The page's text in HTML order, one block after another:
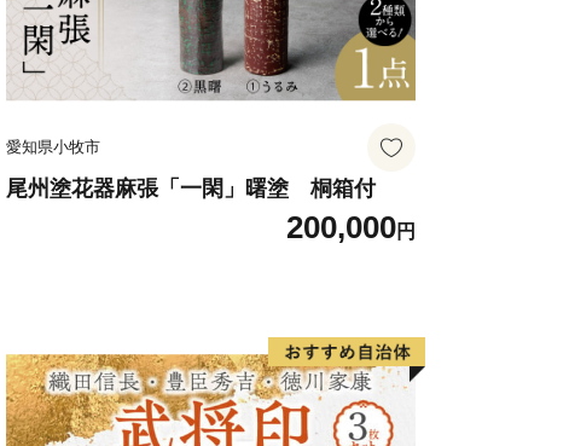
愛知県小牧市
尾州塗花器麻張「一閑」曙塗 桐箱付
200,000円